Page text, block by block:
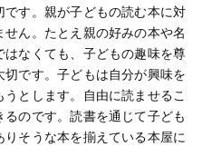
す。親が子どもの読む本に対
ん。たとえ親の好みの本や名
なくても、子どもの趣味を尊
です。子どもは自分が興味を
とします。自由に読ませるこ
のです。読書を通じて子ども
そうな本を揃えている本屋に